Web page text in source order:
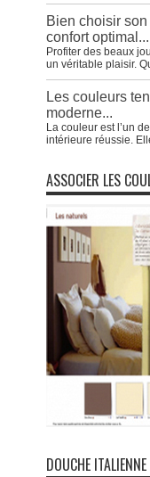
Bien choisir
confort optimal...
Profiter des beaux
un véritable plaisir.
Les couleurs
moderne...
La couleur est l’un
intérieure réussie.
ASSOCIER LES
DOUCHE